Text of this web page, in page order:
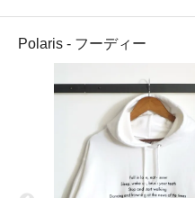
Polaris - フーディー